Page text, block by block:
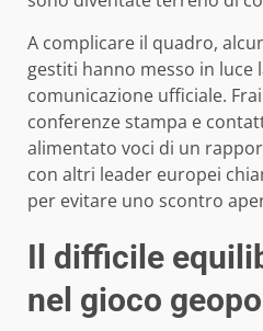
A complicare il quadro,
gestiti hanno messo in luce
comunicazione ufficiale.
conferenze stampa e
alimentato voci di un
con altri leader europei
per evitare uno scontro
Il difficile
nel gioco